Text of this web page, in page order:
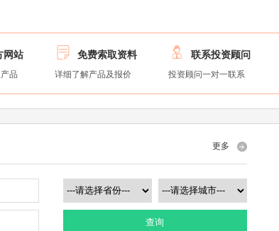
网站
品
 免费索取资料
详细了解产品及报价
 联系投资顾问
投资顾问一对一联系
更多
查询